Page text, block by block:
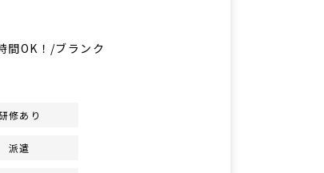
OK！/ブランク
修あり
派遣